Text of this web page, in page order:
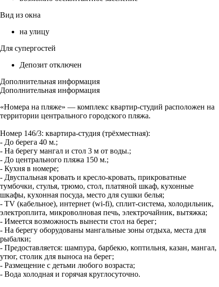
Вид из окна
на улицу
Для супергостей
Депозит отключен
Дополнительная информация
Дополнительная информация
«Номера на пляже» — комплекс квартир-студий расположен на
территории центрального городского пляжа.
Номер 146/3: квартира-студия (трёхместная):
- До берега 40 м.;
- На берегу мангал и стол 3 м от воды.;
- До центрального пляжа 150 м.;
- Кухня в номере;
- Двуспальная кровать и кресло-кровать, прикроватные
тумбочки, стулья, трюмо, стол, платяной шкаф, кухонные
шкафы, кухонная посуда, место для сушки белья;
- ТV (кабельное), интернет (wi-fi), сплит-система, холодильник,
электроплита, микроволновая печь, электрочайник, вытяжка;
- Имеется возможность вынести стол на берег;
- На берегу оборудованы мангальные зоны отдыха, места для
рыбалки;
- Предоставляется: шампура, барбекю, коптильня, казан, мангал,
утюг, столик для выноса на берег;
- Размещение с детьми любого возраста;
- Вода холодная и горячая круглосуточно.